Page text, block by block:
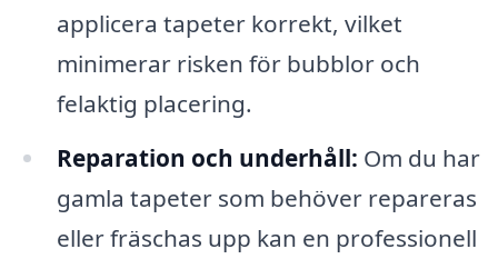
applicera tapeter korrekt, vilket
minimerar risken för bubblor och
felaktig placering.
Reparation och underhåll: Om du har
gamla tapeter som behöver repareras
eller fräschas upp kan en professionell